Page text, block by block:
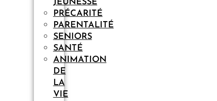
JEUNESSE
PRÉCARITÉ
PARENTALITÉ
SENIORS
SANTÉ
ANIMATION
DE
LA
VIE